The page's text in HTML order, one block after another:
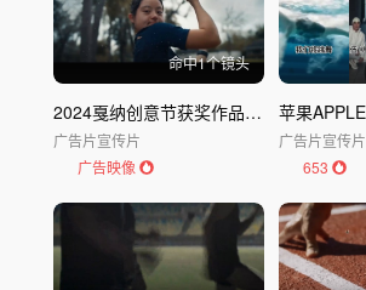
命中1个镜头
2024戛纳创意节获奖作品｜RUNNER 321.我爱TVC
广告片宣传片
广告映像
广告片宣传片
653